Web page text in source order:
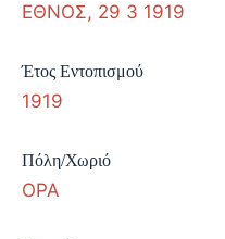
ΕΘΝΟΣ, 29 3 1919
Έτος Εντοπισμού
1919
Πόλη/Χωριό
ΟΡΑ